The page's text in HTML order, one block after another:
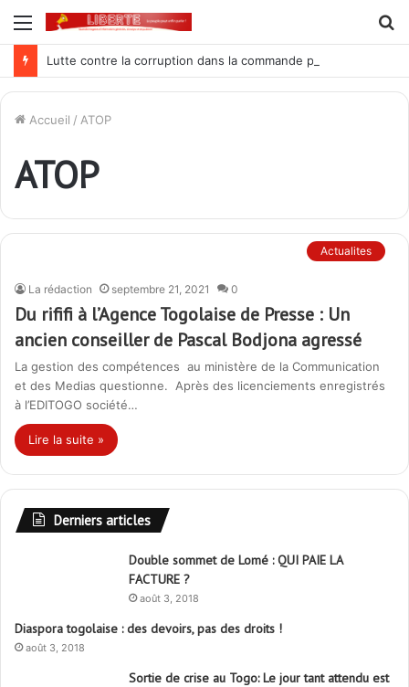
Menu
Accueil / ATOP
ATOP
Actualites
La rédaction septembre 21, 2021 0
Du rififi à l’Agence Togolaise de Presse : Un
ancien conseiller de Pascal Bodjona agressé
La gestion des compétences au ministère de la Communication
et des Medias questionne. Après des licenciements enregistrés
à l’EDITOGO société…
Lire la suite »
Derniers articles
Double sommet de Lomé : QUI PAIE LA
FACTURE ?
août 3, 2018
Diaspora togolaise : des devoirs, pas des droits !
août 3, 2018
Sortie de crise au Togo: Le jour tant attendu est